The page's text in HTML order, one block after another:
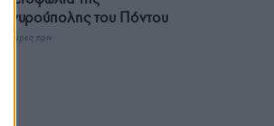
Αργυρούπολης του Πόντου
3 ώρες πριν